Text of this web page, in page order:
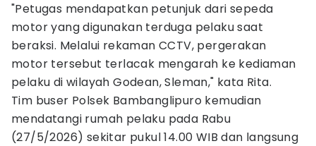
"Petugas mendapatkan petunjuk dari sepeda
motor yang digunakan terduga pelaku saat
beraksi. Melalui rekaman CCTV, pergerakan
motor tersebut terlacak mengarah ke kediaman
pelaku di wilayah Godean, Sleman," kata Rita.
Tim buser Polsek Bambanglipuro kemudian
mendatangi rumah pelaku pada Rabu
(27/5/2026) sekitar pukul 14.00 WIB dan langsung